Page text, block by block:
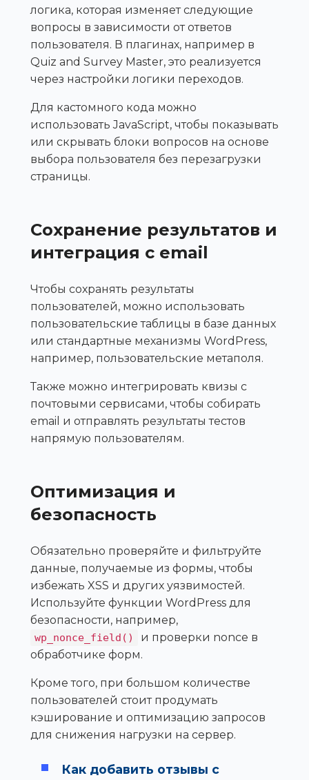
логика, которая изменяет следующие
вопросы в зависимости от ответов
пользователя. В плагинах, например в
Quiz and Survey Master, это реализуется
через настройки логики переходов.
Для кастомного кода можно
использовать JavaScript, чтобы показывать
или скрывать блоки вопросов на основе
выбора пользователя без перезагрузки
страницы.
Сохранение результатов и
интеграция с email
Чтобы сохранять результаты
пользователей, можно использовать
пользовательские таблицы в базе данных
или стандартные механизмы WordPress,
например, пользовательские метаполя.
Также можно интегрировать квизы с
почтовыми сервисами, чтобы собирать
email и отправлять результаты тестов
напрямую пользователям.
Оптимизация и
безопасность
Обязательно проверяйте и фильтруйте
данные, получаемые из формы, чтобы
избежать XSS и других уязвимостей.
Используйте функции WordPress для
безопасности, например,
wp_nonce_field()
и проверки nonce в
обработчике форм.
Кроме того, при большом количестве
пользователей стоит продумать
кэширование и оптимизацию запросов
для снижения нагрузки на сервер.
Как добавить отзывы с